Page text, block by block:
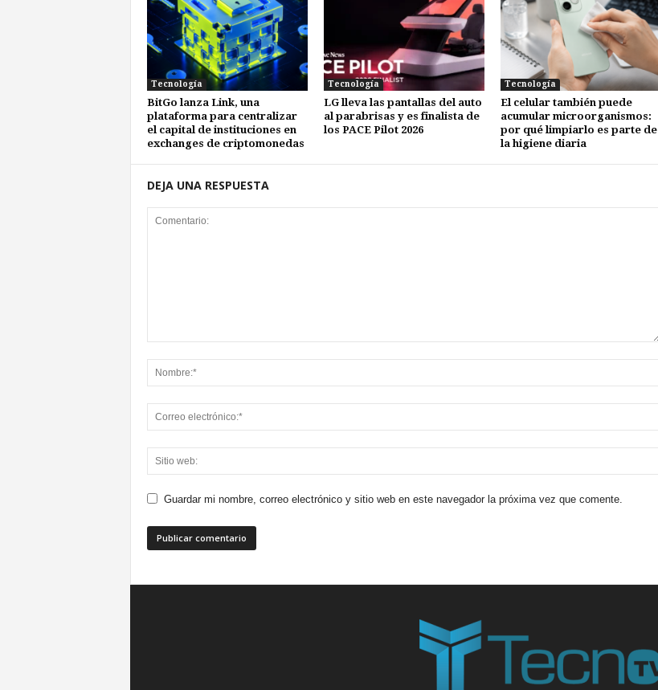
Tecnología
BitGo lanza Link, una
plataforma para centralizar
el capital de instituciones en
exchanges de criptomonedas
Tecnología
LG lleva las pantallas del auto
al parabrisas y es finalista de
los PACE Pilot 2026
Tecnología
El celular también puede
acumular microorganismos:
por qué limpiarlo es parte de
la higiene diaria
DEJA UNA RESPUESTA
Guardar mi nombre, correo electrónico y sitio web en este navegador la próxima vez que comente.